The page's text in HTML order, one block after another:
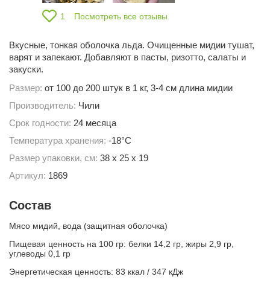
1 Посмотреть все отзывы
Вкусные, тонкая оболочка льда. Очищенные мидии тушат,
варят и запекают. Добавляют в пасты, ризотто, салаты и
закуски.
Размер: от 100 до 200 штук в 1 кг, 3-4 см длина мидии
Производитель: Чили
Срок годности: 24 месяца
Температура хранения: -18°С
Размер упаковки, см: 38 х 25 х 19
Артикул: 1869
Состав
Мясо мидий, вода (защитная оболочка)
Пищевая ценность на 100 гр: белки 14,2 гр, жиры 2,9 гр,
углеводы 0,1 гр
Энергетическая ценность: 83 ккал / 347 кДж